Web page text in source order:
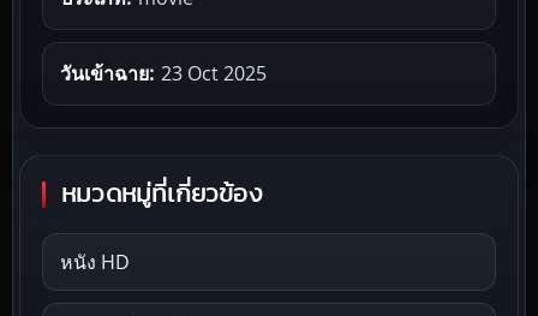
วันเข้าฉาย: 23 Oct 2025
หมวดหมู่ที่เกี่ยวข้อง
หนัง HD